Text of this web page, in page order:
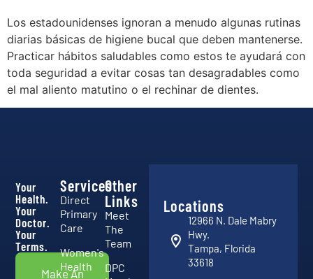
Los estadounidenses ignoran a menudo algunas rutinas
diarias básicas de higiene bucal que deben mantenerse.
Practicar hábitos saludables como estos te ayudará con
toda seguridad a evitar cosas tan desagradables como
el mal aliento matutino o el rechinar de dientes.
Your
Health.
Your
Doctor.
Your
Terms.
Make An
Services
Direct
Primary
Care
Women's
Health
Other
Links
Meet
The
Team
DPC
Locations
12966 N. Dale Mabry
Hwy.
Tampa, Florida
33618